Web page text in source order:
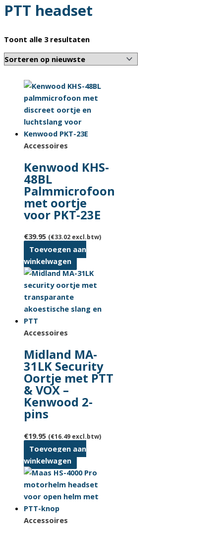
PTT headset
Toont alle 3 resultatenGesorteerd
op
nieuwste
Accessoires
Kenwood KHS-
48BL
Palmmicrofoon
met oortje
voor PKT-23E
€39.95 (€33.02 excl.btw)
Toevoegen aan
winkelwagen
Accessoires
Midland MA-
31LK Security
Oortje met PTT
& VOX –
Kenwood 2-
pins
€19.95 (€16.49 excl.btw)
Toevoegen aan
winkelwagen
Accessoires